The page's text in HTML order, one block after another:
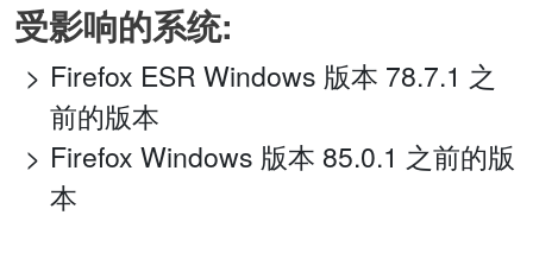
受影响的系统:
Firefox ESR Windows 版本 78.7.1 之
前的版本
Firefox Windows 版本 85.0.1 之前的版
本